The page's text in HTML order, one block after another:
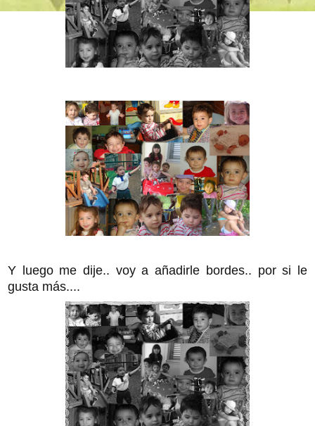
Y luego me dije.. voy a añadirle bordes.. por si le
gusta más....